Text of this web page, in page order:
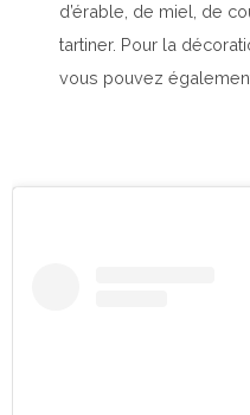
d’érable, de miel, de
tartiner. Pour la
vous pouvez